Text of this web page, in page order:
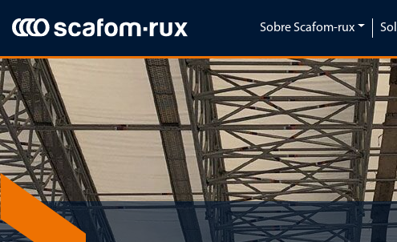
Saltar navegación
Sobre Scafom-rux
Previous